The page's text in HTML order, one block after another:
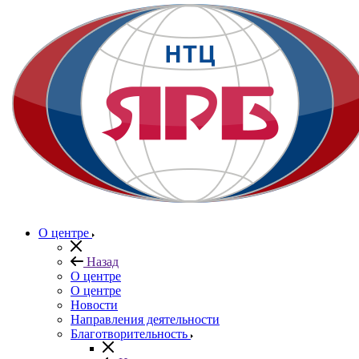
О центре
Назад
О центре
О центре
Новости
Направления деятельности
Благотворительность